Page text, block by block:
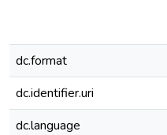
dc.format
dc.identifier.uri
dc.language